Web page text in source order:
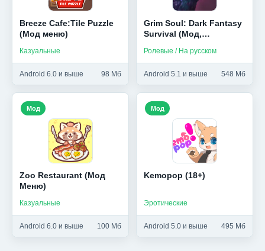
Breeze Cafe:Tile Puzzle
(Мод меню)
Казуальные
Android 6.0 и выше 98 Мб
Grim Soul: Dark Fantasy
Survival (Мод,
Ролевые / На русском
Android 5.1 и выше 548 Мб
Zoo Restaurant (Мод
Меню)
Казуальные
Android 6.0 и выше 100 Мб
Мод
Kemopop (18+)
Эротические
Android 5.0 и выше 495 Мб
Мод